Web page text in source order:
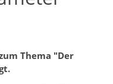
Thema "Der